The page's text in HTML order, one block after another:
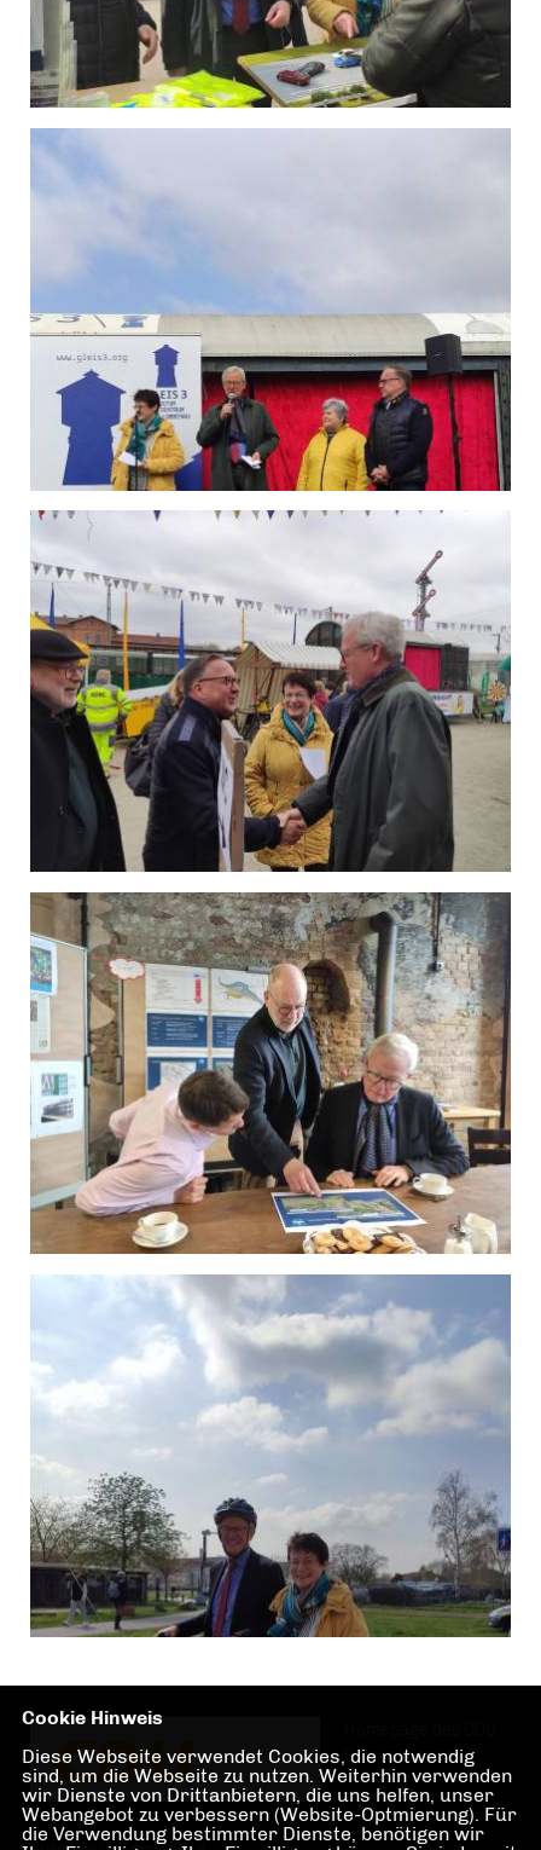
Ortsverbandes
Cookie Hinweis
Diese Webseite verwendet Cookies, die notwendig
sind, um die Webseite zu nutzen. Weiterhin verwenden
wir Dienste von Drittanbietern, die uns helfen, unser
Webangebot zu verbessern (Website-Optmierung). Für
die Verwendung bestimmter Dienste, benötigen wir